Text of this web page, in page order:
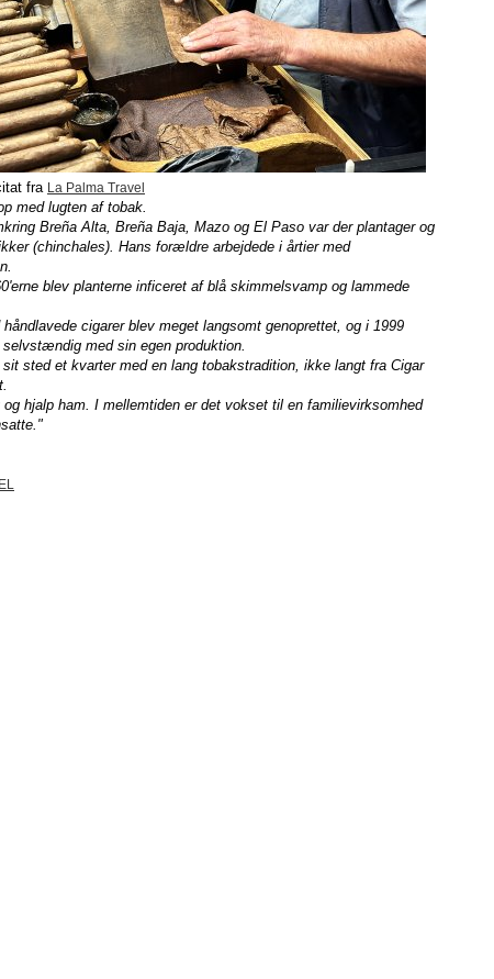
fra La Palma Travel
med lugten af tobak.
Breña Alta, Breña Baja, Mazo og El Paso var der plantager og
(chinchales). Hans forældre arbejdede i årtier med
blev planterne inficeret af blå skimmelsvamp og lammede
håndlavede cigarer blev meget langsomt genoprettet, og i 1999
med sin egen produktion.
sted et kvarter med en lang tobakstradition, ikke langt fra Cigar
og hjalp ham. I mellemtiden er det vokset til en familievirksomhed